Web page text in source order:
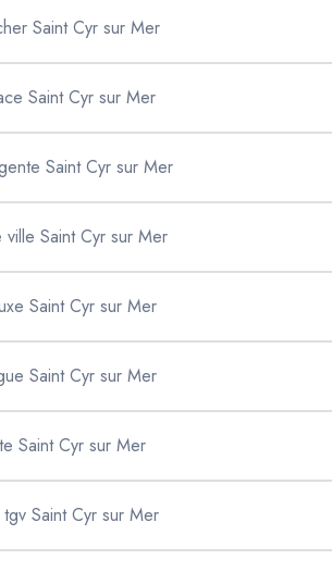
Saint Cyr sur Mer
Saint Cyr sur Mer
Saint Cyr sur Mer
ville Saint Cyr sur Mer
Saint Cyr sur Mer
Saint Cyr sur Mer
Saint Cyr sur Mer
Saint Cyr sur Mer